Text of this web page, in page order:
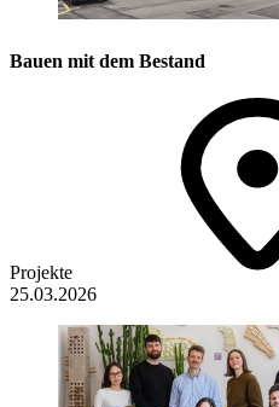
Bauen mit dem Bestand
Projekte
25.03.2026